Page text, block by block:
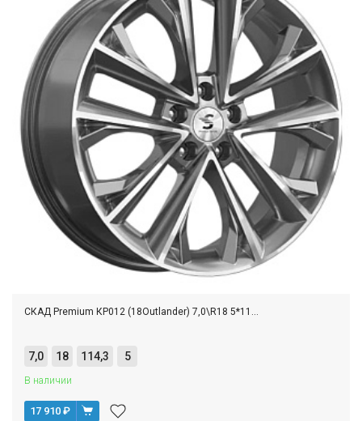
СКАД Premium КР012 (18Outlander) 7,0\R18 5*11...
7,0 18 114,3 5
В наличии
17 910 ₽